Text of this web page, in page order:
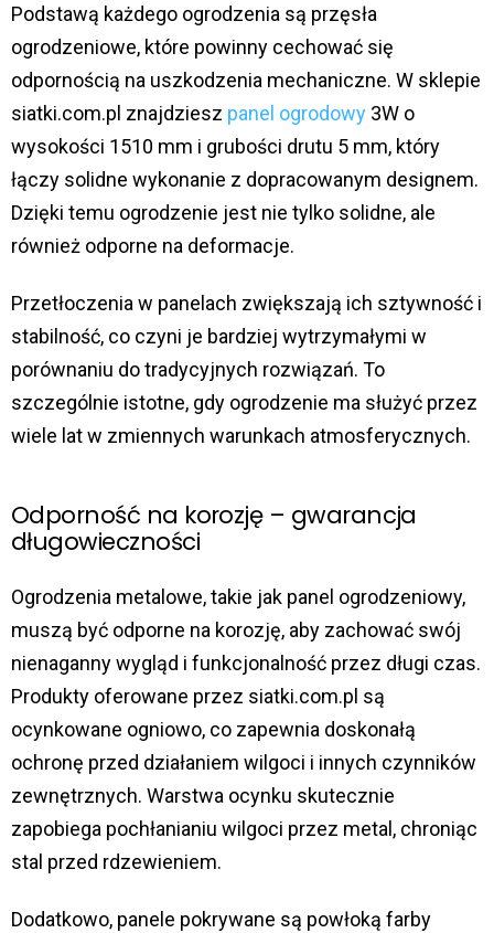
Podstawą każdego ogrodzenia są przęsła
ogrodzeniowe, które powinny cechować się
odpornością na uszkodzenia mechaniczne. W sklepie
siatki.com.pl znajdziesz panel ogrodowy 3W o
wysokości 1510 mm i grubości drutu 5 mm, który
łączy solidne wykonanie z dopracowanym designem.
Dzięki temu ogrodzenie jest nie tylko solidne, ale
również odporne na deformacje.
Przetłoczenia w panelach zwiększają ich sztywność i
stabilność, co czyni je bardziej wytrzymałymi w
porównaniu do tradycyjnych rozwiązań. To
szczególnie istotne, gdy ogrodzenie ma służyć przez
wiele lat w zmiennych warunkach atmosferycznych.
Odporność na korozję – gwarancja
długowieczności
Ogrodzenia metalowe, takie jak panel ogrodzeniowy,
muszą być odporne na korozję, aby zachować swój
nienaganny wygląd i funkcjonalność przez długi czas.
Produkty oferowane przez siatki.com.pl są
ocynkowane ogniowo, co zapewnia doskonałą
ochronę przed działaniem wilgoci i innych czynników
zewnętrznych. Warstwa ocynku skutecznie
zapobiega pochłanianiu wilgoci przez metal, chroniąc
stal przed rdzewieniem.
Dodatkowo, panele pokrywane są powłoką farby